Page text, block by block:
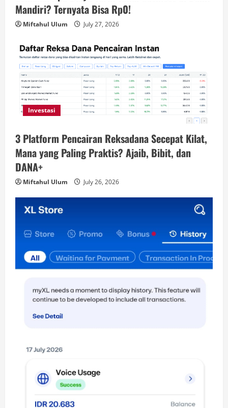
Mandiri? Ternyata Bisa Rp0!
Miftahul Ulum July 27, 2026
Investasi
3 Platform Pencairan Reksadana Secepat Kilat,
Mana yang Paling Praktis? Ajaib, Bibit, dan
DANA+
Miftahul Ulum July 26, 2026